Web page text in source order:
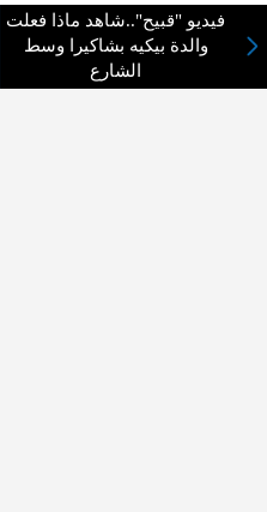
لا يوجد مقالات
فيديو "قبيح"..شاهد ماذا فعلت
والدة بيكيه بشاكيرا وسط
الشارع